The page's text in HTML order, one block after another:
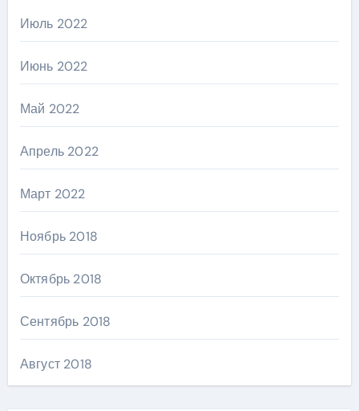
Июль 2022
Июнь 2022
Май 2022
Апрель 2022
Март 2022
Ноябрь 2018
Октябрь 2018
Сентябрь 2018
Август 2018